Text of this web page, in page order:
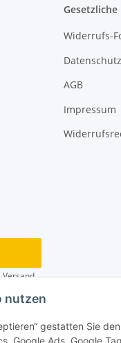
nutzen
gestatten Sie
Widerrufs-
Datenschutz
AGB
Impressum
Versand